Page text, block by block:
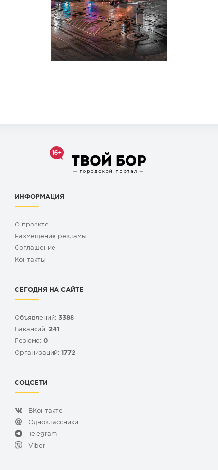
ИНФОРМАЦИЯ
О проекте
Размещение рекламы
Cоглашение
Контакты
СЕГОДНЯ НА САЙТЕ
Объявлений: 3388
Вакансий: 241
Резюме: 0
Организаций: 1772
СОЦСЕТИ
ВКонтакте
Одноклассники
Telegram
Viber